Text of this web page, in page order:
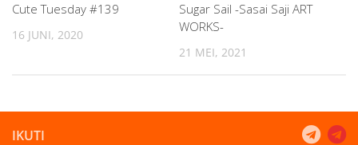
Cute Tuesday #139
16 JUNI, 2020
Sugar Sail -Sasai Saji ART
WORKS-
21 MEI, 2021
IKUTI